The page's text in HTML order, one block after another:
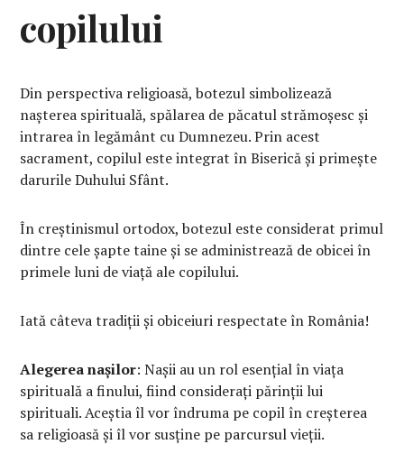
copilului
Din perspectiva religioasă, botezul simbolizează
nașterea spirituală, spălarea de păcatul strămoșesc și
intrarea în legământ cu Dumnezeu. Prin acest
sacrament, copilul este integrat în Biserică și primește
darurile Duhului Sfânt.
În creștinismul ortodox, botezul este considerat primul
dintre cele șapte taine și se administrează de obicei în
primele luni de viață ale copilului.
Iată câteva tradiții și obiceiuri respectate în România!
Alegerea nașilor: Nașii au un rol esențial în viața
spirituală a finului, fiind considerați părinții lui
spirituali. Aceștia îl vor îndruma pe copil în creșterea
sa religioasă și îl vor susține pe parcursul vieții.